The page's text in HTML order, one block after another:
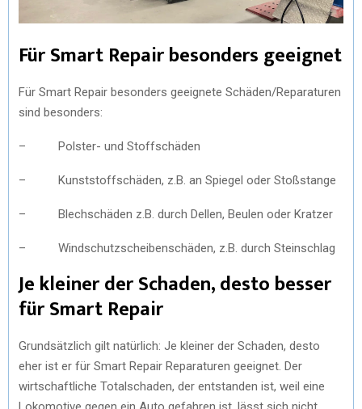
Für Smart Repair besonders geeignet
Für Smart Repair besonders geeignete Schäden/Reparaturen
sind besonders:
– Polster- und Stoffschäden
– Kunststoffschäden, z.B. an Spiegel oder Stoßstange
– Blechschäden z.B. durch Dellen, Beulen oder Kratzer
– Windschutzscheibenschäden, z.B. durch Steinschlag
Je kleiner der Schaden, desto besser
für Smart Repair
Grundsätzlich gilt natürlich: Je kleiner der Schaden, desto
eher ist er für Smart Repair Reparaturen geeignet. Der
wirtschaftliche Totalschaden, der entstanden ist, weil eine